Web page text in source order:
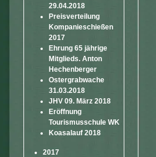
29.04.2018
Preisverteilung
Kompanieschießen
2017
Ehrung 65 jährige
Mitglieds. Anton
Hechenberger
Ostergrabwache
31.03.2018
JHV 09. März 2018
Eröffnung
Tourismusschule WK
Koasalauf 2018
2017